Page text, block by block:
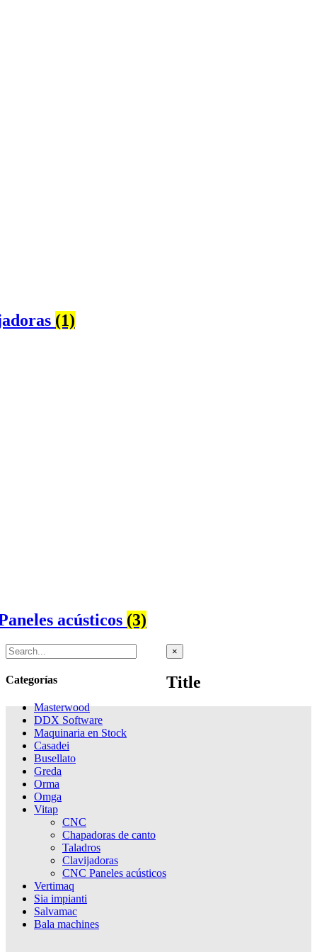
(1)
acústicos (3)
Categorías
Masterwood
DDX Software
Maquinaria en Stock
Casadei
Busellato
Greda
Orma
Omga
Vitap
CNC
Chapadoras de canto
Taladros
Clavijadoras
CNC Paneles acústicos
Vertimaq
Sia impianti
Salvamac
Bala machines
Close
product
view
×
Title